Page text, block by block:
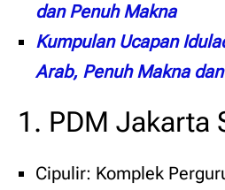
dan Penuh Makna
Kumpulan Ucapan
Arab, Penuh Makna
1. PDM Jakarta
Cipulir: Komplek